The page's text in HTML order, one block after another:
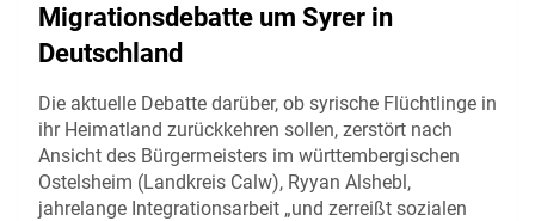
Migrationsdebatte um Syrer in
Deutschland
Die aktuelle Debatte darüber, ob syrische Flüchtlinge in
ihr Heimatland zurückkehren sollen, zerstört nach
Ansicht des Bürgermeisters im württembergischen
Ostelsheim (Landkreis Calw), Ryyan Alshebl,
jahrelange Integrationsarbeit „und zerreißt sozialen